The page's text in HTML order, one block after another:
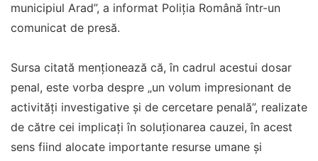
municipiul Arad”, a informat Poliţia Română într-un
comunicat de presă.
Sursa citată menţionează că, în cadrul acestui dosar
penal, este vorba despre „un volum impresionant de
activităţi investigative şi de cercetare penală”, realizate
de către cei implicaţi în soluţionarea cauzei, în acest
sens fiind alocate importante resurse umane şi